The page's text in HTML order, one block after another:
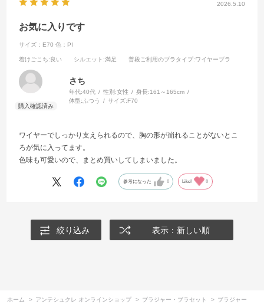
2026.5.10
お気に入りです
サイズ：E70 色：PI
着けごこち:良い シルエット :満足 普段ご利用のブラタイプ:ワイヤーブラ
さち
年代:40代 性別:女性 身長:161～165cm
体型: ふつう サイズ:F70
ワイヤーでしっかり支えられるので、胸の形が崩れることがないとこ
ろが気に入ってます。
色味も可愛いので、まとめ買いしてしまいました。
参考になった 0 Like! 0
絞り込み 表示：新しい順
ホーム > アンテシュクレ オンラインショップ > ブラジャー・ブラセット > ブラジャー